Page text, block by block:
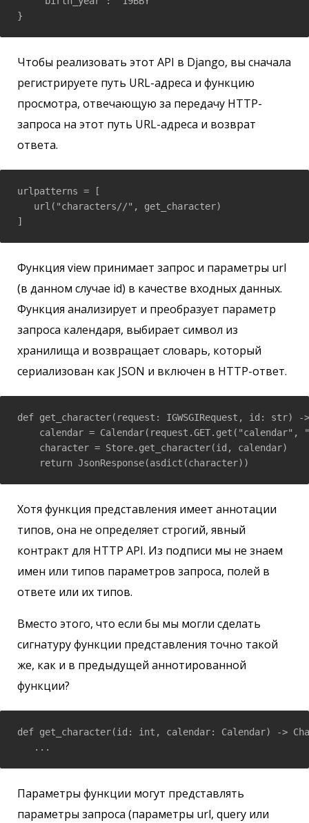
}
Чтобы реализовать этот API в Django, вы сначала
регистрируете путь URL-адреса и функцию
просмотра, отвечающую за передачу HTTP-
запроса на этот путь URL-адреса и возврат
ответа.
urlpatterns = [
   url("characters/
/", get_character)
]
Функция view принимает запрос и параметры url
(в данном случае id) в качестве входных данных.
Функция анализирует и преобразует параметр
запроса календаря, выбирает символ из
хранилища и возвращает словарь, который
сериализован как JSON и включен в HTTP-ответ.
def get_character(request: IGWSGIRequest, id: str) ->
calendar = Calendar(request.GET.get("calendar",
    character = Store.get_character(id, calendar)
    return JsonResponse(asdict(character))
Хотя функция представления имеет аннотации
типов, она не определяет строгий, явный
контракт для HTTP API. Из подписи мы не знаем
имен или типов параметров запроса, полей в
ответе или их типов.
Вместо этого, что если бы мы могли сделать
сигнатуру функции представления точно такой
же, как и в предыдущей аннотированной
функции?
def get_character(id: int, calendar: Calendar) ->
   ...
Параметры функции могут представлять
параметры запроса (параметры url, query или